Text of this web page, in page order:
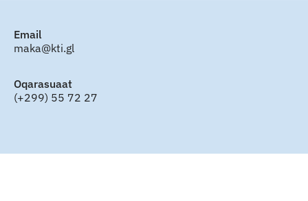
Email
maka@kti.gl
Oqarasuaat
(+299) 55 72 27